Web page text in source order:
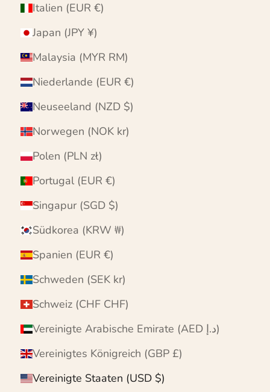
Italien (EUR €)
Japan (JPY ¥)
Malaysia (MYR RM)
Niederlande (EUR €)
Neuseeland (NZD $)
Norwegen (NOK kr)
Polen (PLN zł)
Portugal (EUR €)
Singapur (SGD $)
Südkorea (KRW ₩)
Spanien (EUR €)
Schweden (SEK kr)
Schweiz (CHF CHF)
Vereinigte Arabische Emirate (AED د.إ)
Vereinigtes Königreich (GBP £)
Vereinigte Staaten (USD $)